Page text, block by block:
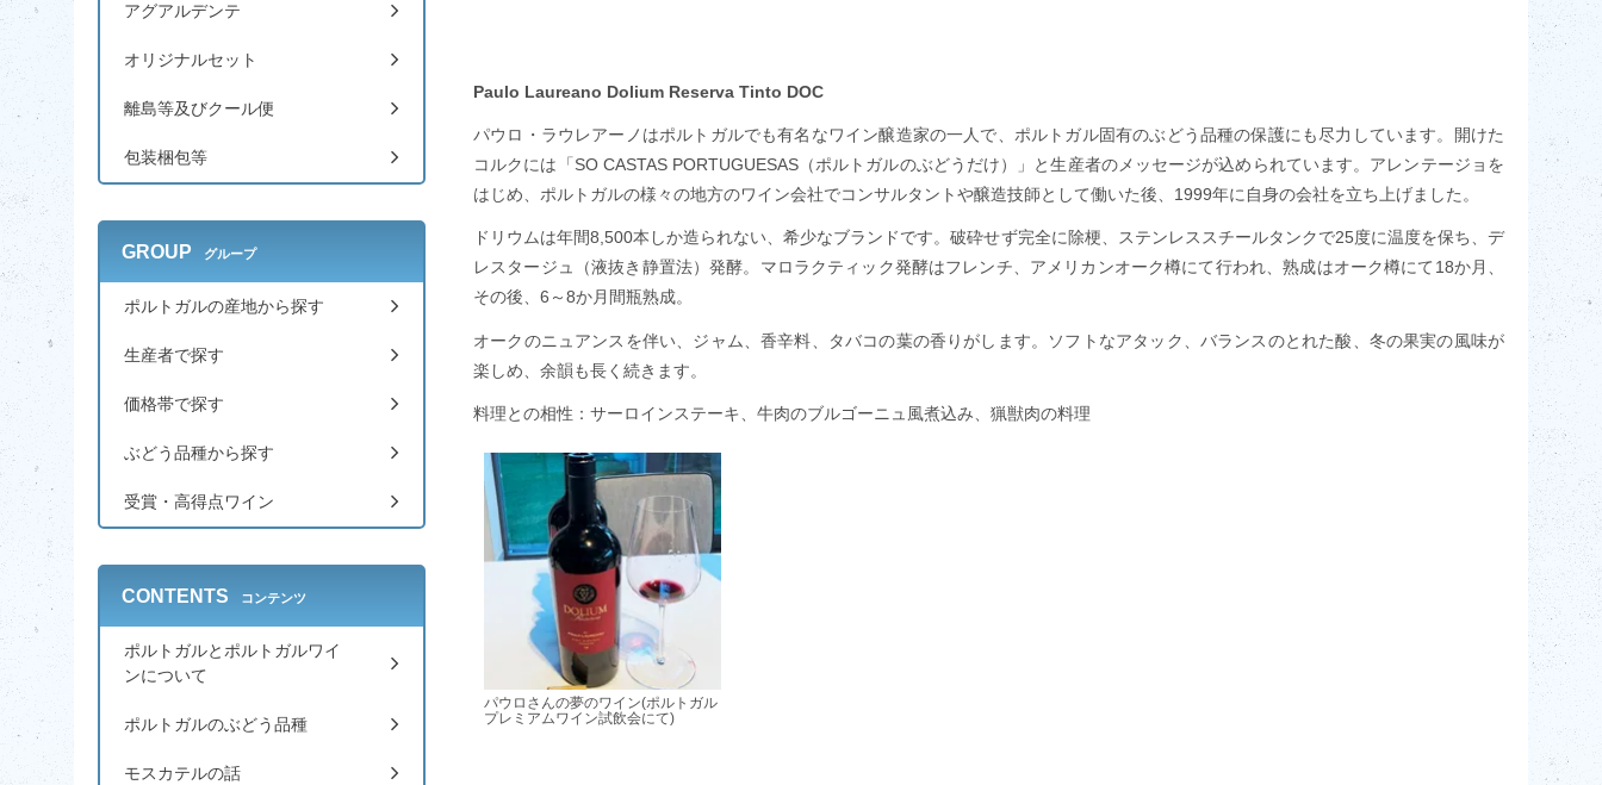
Paulo Laureano Dolium Reserva Tinto DOC
パウロ・ラウレアーノはポルトガルでも有名なワイン醸造家の一人で、ポルトガル固有のぶどう品種の保護にも尽力しています。開けた
コルクには「SO CASTAS PORTUGUESAS（ポルトガルのぶどうだけ）」と生産者のメッセージが込められています。アレンテージョを
はじめ、ポルトガルの様々の地方のワイン会社でコンサルタントや醸造技師として働いた後、1999年に自身の会社を立ち上げました。
ドリウムは年間8,500本しか造られない、希少なブランドです。破砕せず完全に除梗、ステンレススチールタンクで25度に温度を保ち、デ
レスタージュ（液抜き静置法）発酵。マロラクティック発酵はフレンチ、アメリカンオーク樽にて行われ、熟成はオーク樽にて18か月、
その後、6～8か月間瓶熟成。
オークのニュアンスを伴い、ジャム、香辛料、タバコの葉の香りがします。ソフトなアタック、バランスのとれた酸、冬の果実の風味が
楽しめ、余韻も長く続きます。
料理との相性：サーロインステーキ、牛肉のブルゴーニュ風煮込み、猟獣肉の料理
パウロさんの夢のワイン(ポルトガル
プレミアムワイン試飲会にて)
アグアルデンテ
オリジナルセット
離島等及びクール便
包装梱包等
GROUP グループ
ポルトガルの産地から探す
生産者で探す
価格帯で探す
ぶどう品種から探す
受賞・高得点ワイン
CONTENTS コンテンツ
ポルトガルとポルトガルワイ
ンについて
ポルトガルのぶどう品種
モスカテルの話